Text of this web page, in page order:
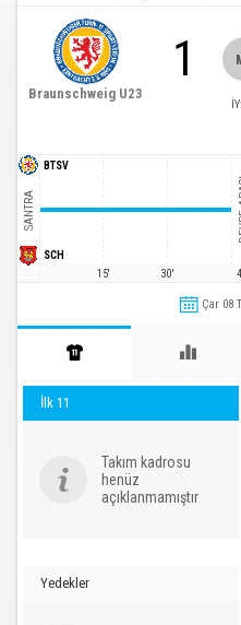
Braunschweig U23
1
İY:
BTSV
SANTRA
SCH
15'
30'
Çar 08
İlk 11
Takım kadrosu
henüz
açıklanmamıştır
Yedekler